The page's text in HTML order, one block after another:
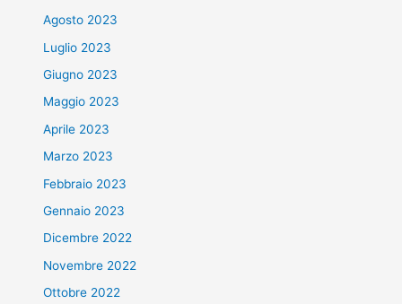
Agosto 2023
Luglio 2023
Giugno 2023
Maggio 2023
Aprile 2023
Marzo 2023
Febbraio 2023
Gennaio 2023
Dicembre 2022
Novembre 2022
Ottobre 2022